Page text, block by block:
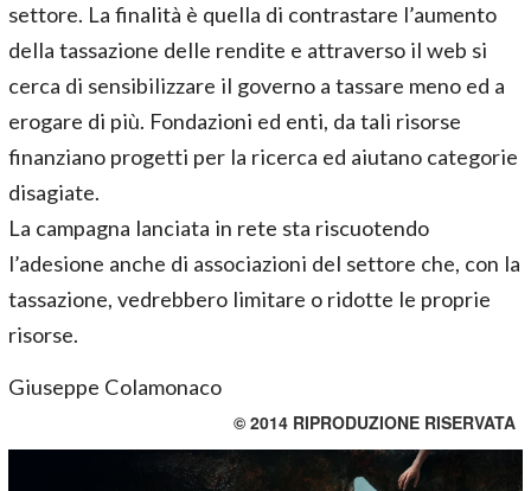
settore. La finalità è quella di contrastare l’aumento
della tassazione delle rendite e attraverso il web si
cerca di sensibilizzare il governo a tassare meno ed a
erogare di più. Fondazioni ed enti, da tali risorse
finanziano progetti per la ricerca ed aiutano categorie
disagiate.
La campagna lanciata in rete sta riscuotendo
l’adesione anche di associazioni del settore che, con la
tassazione, vedrebbero limitare o ridotte le proprie
risorse.
Giuseppe Colamonaco
© 2014 RIPRODUZIONE RISERVATA